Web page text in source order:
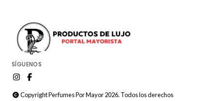
SÍGUENOS
Copyright Perfumes Por Mayor 2026. Todos los derechos